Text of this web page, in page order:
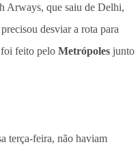
Arways, que saiu de Delhi,
desviar a rota para
foi feito pelo Metrópoles junto
terça-feira, não haviam